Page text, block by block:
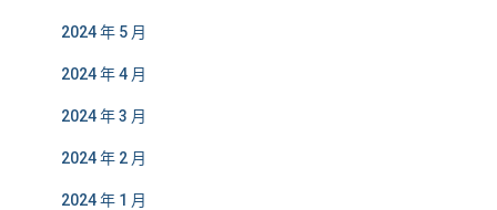
2024 年 5 月
2024 年 4 月
2024 年 3 月
2024 年 2 月
2024 年 1 月